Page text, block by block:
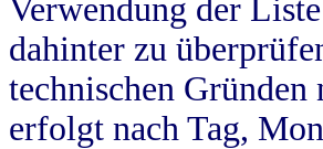
Verwendung der
dahinter zu
technischen
erfolgt nach Tag,